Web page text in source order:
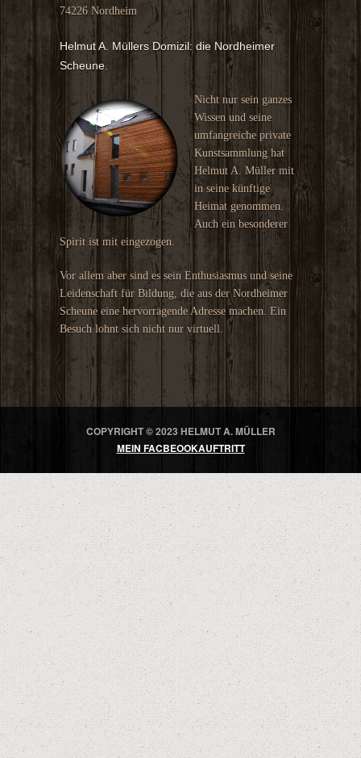
74226 Nordheim
Helmut A. Müllers Domizil: die Nordheimer
Scheune.
Nicht nur sein ganzes
Wissen und seine
umfangreiche private
Kunstsammlung hat
Helmut A. Müller mit
in seine künftige
Heimat genommen.
Auch ein besonderer
Spirit ist mit eingezogen.
Vor allem aber sind es sein Enthusiasmus und seine
Leidenschaft für Bildung, die aus der Nordheimer
Scheune eine hervorragende Adresse machen. Ein
Besuch lohnt sich nicht nur virtuell.
COPYRIGHT © 2023 HELMUT A. MÜLLER
MEIN FACBEOOKAUFTRITT